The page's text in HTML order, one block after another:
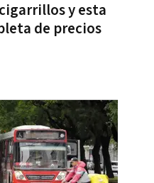
y esta
de precios